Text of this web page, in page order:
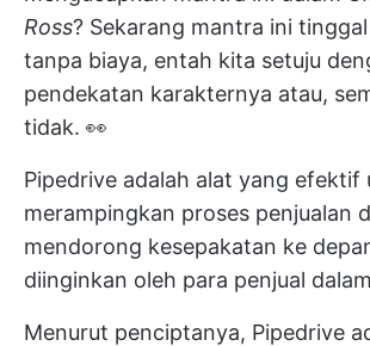
Ross? Sekarang mantra ini
tanpa biaya, entah kita setuju
pendekatan karakternya atau,
tidak. 👀
Pipedrive adalah alat yang efektif
merampingkan proses penjualan
mendorong kesepakatan ke
diinginkan oleh para penjual
Menurut penciptanya, Pipedrive